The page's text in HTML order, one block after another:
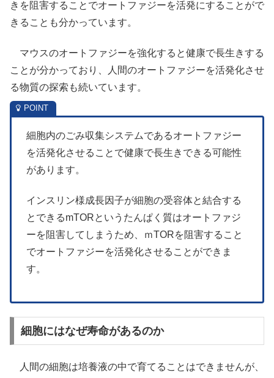
きを阻害することでオートファジーを活発にすることがで
きることも分かっています。
マウスのオートファジーを強化すると健康で長生きする
ことが分かっており、人間のオートファジーを活発化させ
る物質の探索も続いています。
細胞内のごみ収集システムであるオートファジー
を活発化させることで健康で長生きできる可能性
があります。
インスリン様成長因子が細胞の受容体と結合する
とできるmTORというたんぱく質はオートファジ
ーを阻害してしまうため、ｍTORを阻害すること
でオートファジーを活発化させることができま
す。
細胞にはなぜ寿命があるのか
人間の細胞は培養液の中で育てることはできませんが、